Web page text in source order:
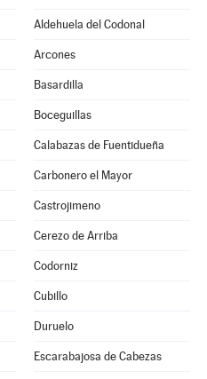
Aldehuela del Codonal
Arcones
Basardilla
Boceguillas
Calabazas de Fuentidueña
Carbonero el Mayor
Castrojimeno
Cerezo de Arriba
Codorniz
Cubillo
Duruelo
Escarabajosa de Cabezas